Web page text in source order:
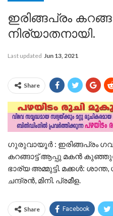
ഇരിങ്ങപ്രം
നിര്യാതനായി.
Last updated Jun 13, 2021
Share
ഗുരുവായൂർ : ഇരിങ്ങപ്രം ഗവ
കറങ്ങാട്ട് ആപ്പു മകൻ
ഭാര്യ അമ്മുട്ടി. മക്കൾ:
ചന്ദ്രൻ, മിനി. പ്രമീള.
Share Facebook